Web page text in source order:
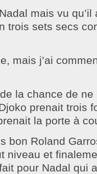
mais vu qu’il
trois sets secs
mais j’ai
la chance de
prenait trois
la porte à
bon Roland
niveau et
pour Nadal qui